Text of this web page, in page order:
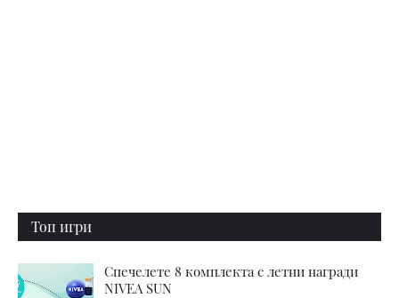
Топ игри
Спечелете 8 комплекта с летни награди
NIVEA SUN